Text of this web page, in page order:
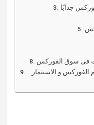
فى سوق الفوركس
الفوركس و الاستثمار